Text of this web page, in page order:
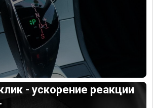
- ускорение реакции